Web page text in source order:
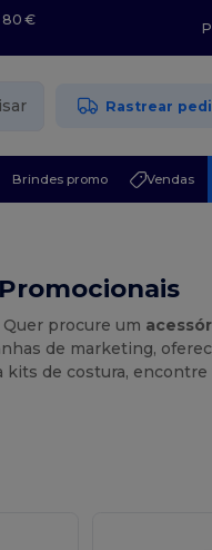
80 €
Rastrear
Brindes promo Vendas
procure um
de marketing,
de costura, encontre